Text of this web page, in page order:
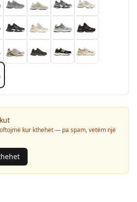
kur kthehet — pa spam, vetëm një